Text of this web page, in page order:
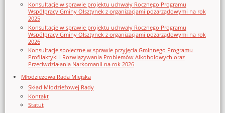
Konsultacje w sprawie projektu uchwały Rocznego Programu
Współpracy Gminy Olsztynek z organizacjami pozarządowymi na rok
2025
Konsultacje w sprawie projektu uchwały Rocznego Programu
Współpracy Gminy Olsztynek z organizacjami pozarządowymi na rok
2026
Konsultacje społeczne w sprawie przyjęcia Gminnego Programu
Profilaktyki i Rozwiązywania Problemów Alkoholowych oraz
Przeciwdziałania Narkomanii na rok 2026
Młodzieżowa Rada Miejska
Skład Młodzieżowej Rady
Kontakt
Statut